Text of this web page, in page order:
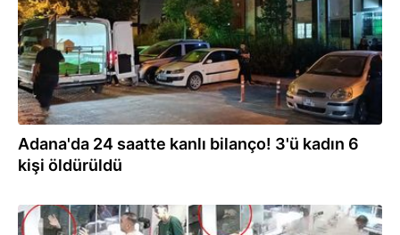
Adana'da 24 saatte kanlı bilanço! 3'ü kadın 6
kişi öldürüldü
25.07.2026